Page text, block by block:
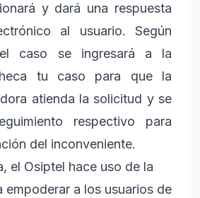
y dará una respuesta
al usuario. Según
el caso se ingresará a la
tu caso para que la
atienda la solicitud y se
respectivo para
del inconveniente.
el Osiptel hace uso de la
empoderar a los usuarios de